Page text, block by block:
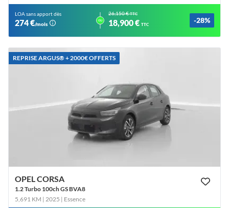
LOA sans apport dès
274 €/mois
ou
26,150 €TTC
18,900 € TTC -28%
REPRISE ARGUS®️ + 2000€ OFFERTS
OPEL CORSA
1.2 Turbo 100ch GS BVA8
5,691 KM | 2025 | Essence